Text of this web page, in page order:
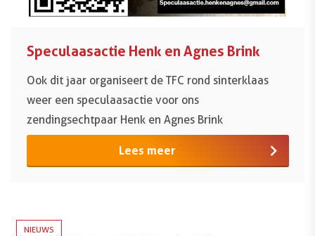
Speculaasactie Henk en Agnes Brink
Ook dit jaar organiseert de TFC rond sinterklaas
weer een speculaasactie voor ons
zendingsechtpaar Henk en Agnes Brink
Lees meer
NIEUWS